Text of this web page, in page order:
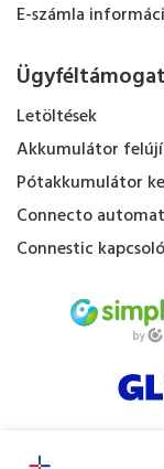
E-számla
Letöltések
Akkumulátor
Pótakkumulátor
Connecto
Connestic